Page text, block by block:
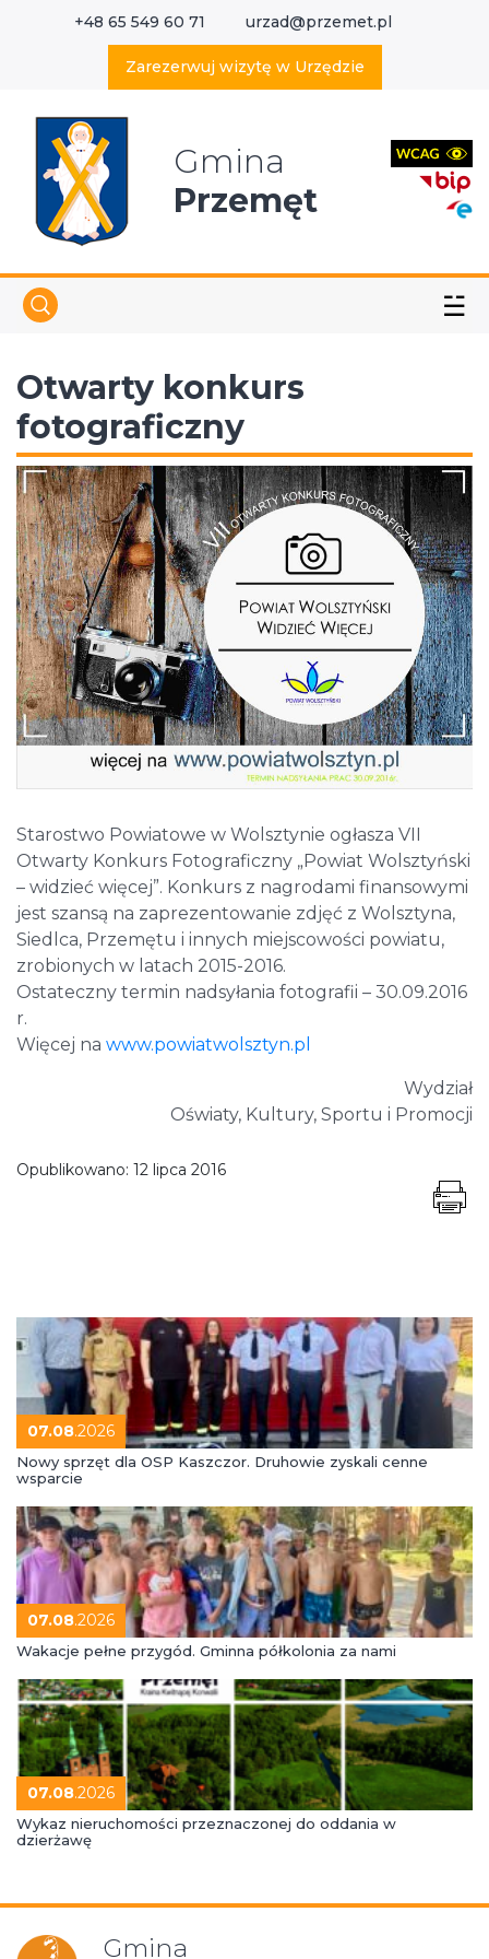
+48 65 549 60 71 urzad@przemet.pl
Zarezerwuj wizytę w Urzędzie
Gmina
Przemęt
☱
Otwarty konkurs
fotograficzny
Starostwo Powiatowe w Wolsztynie ogłasza VII
Otwarty Konkurs Fotograficzny „Powiat Wolsztyński
– widzieć więcej”. Konkurs z nagrodami finansowymi
jest szansą na zaprezentowanie zdjęć z Wolsztyna,
Siedlca, Przemętu i innych miejscowości powiatu,
zrobionych w latach 2015-2016.
Ostateczny termin nadsyłania fotografii – 30.09.2016
r.
Więcej na www.powiatwolsztyn.pl
Wydział
Oświaty, Kultury, Sportu i Promocji
Opublikowano: 12 lipca 2016
07.08.2026
Nowy sprzęt dla OSP Kaszczor. Druhowie zyskali cenne
wsparcie
07.08.2026
Wakacje pełne przygód. Gminna półkolonia za nami
07.08.2026
Wykaz nieruchomości przeznaczonej do oddania w
dzierżawę
Gmina
Wyszukaj w serwisie